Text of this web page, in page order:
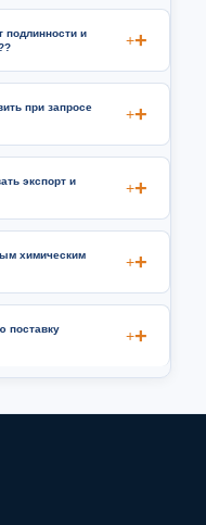
подлинности и
+
при запросе
+
экспорт и
+
химическим
+
поставку
+